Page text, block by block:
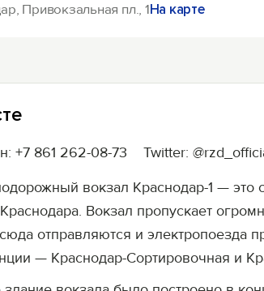
Привокзальная пл., 1На карте
+7 861 262-08-73 Twitter:
вокзал Краснодар-1 — это
Вокзал пропускает
отправляются и электропоезда
— Краснодар-Сортировочная и